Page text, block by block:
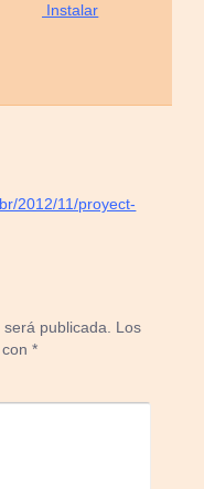
Instalar
2012/11/proyect-
publicada.
Los
con*